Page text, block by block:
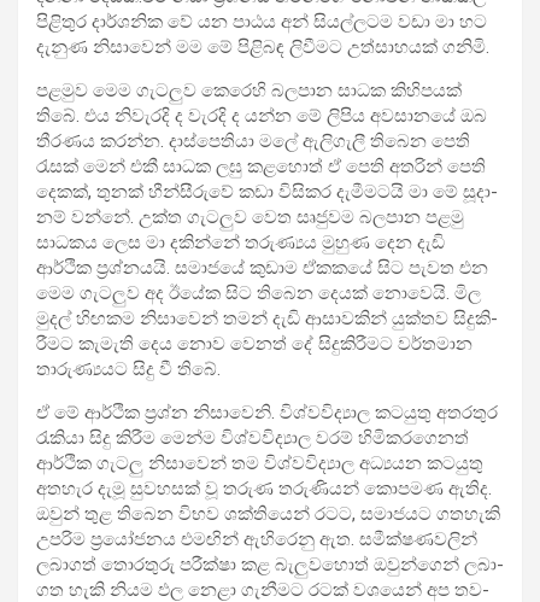
පිළි­තුර දාර්ශ­නික වේ යන පාඨය අන් සිය­ල්ල­ටම වඩා මා හට
දැනුණ නිසා­වෙන් මම මේ පිළි­බඳ ලිවී­මට උත්සා­හ­යක් ගනිමි.
පළ­මුව මෙම ගැට­ලුව කෙරෙහි බල­පාන සාධක කිහි­ප­යක්
තිබේ. එය නිවැ­රදි ද වැරදි ද යන්න මේ ලිපිය අව­සා­නයේ ඔබ
තීර­ණය කරන්න. දාස්පෙ­තියා මලේ ඇලි­ගැලී තිබෙන පෙති
රැසක් මෙන් එකී සාධක ලඝු කළ­හොත් ඒ පෙති අත­රින් පෙති
දෙකක්, තුනක් හීන්සී­රුවේ කඩා විසි­කර දැමී­ම­ටයි මා මේ සූදා­
නම් වන්නේ. උක්ත ගැට­ලුව වෙත සෘජු­වම බල­පාන පළමු
සාධ­කය ලෙස මා දකින්නේ තරු­ණ්‍යය මුහුණ දෙන දැඩි
ආර්ථික ප්‍රශ්න­යයි. සමා­ජයේ කුඩාම ඒක­කයේ සිට පැවත එන
මෙම ගැට­ලුව අද ඊයේක සිට තිබෙන දෙයක් නොවෙයි. මිල
මුදල් හිඟ­කම නිසා­වෙන් තමන් දැඩි ආසා­ව­කින් යුක්තව සිදු­කි­
රී­මට කැමැති දෙය නොව වෙනත් දේ සිදු­කි­රී­මට වර්ත­මාන
තාරු­ණ්‍ය­යට සිදු වී තිබේ.
ඒ මේ ආර්ථික ප්‍රශ්න නිසා­වෙනි. විශ්ව­වි­ද්‍යාල කට­යුතු අත­ර­තුර
රැකියා සිදු කිරීම මෙන්ම විශ්ව­වි­ද්‍යාල වරම් හිමි­ක­ර­ගෙ­නත්
ආර්ථික ගැටලු නිසා­වෙන් තම විශ්ව­වි­ද්‍යාල අධ්‍ය­යන කට­යුතු
අත­හැර දැමූ සුව­හ­සක් වූ තරුණ තරු­ණි­යන් කොප­මණ ඇතිද.
ඔවුන් තුළ තිබෙන විභව ශක්ති­යෙන් රටට, සමා­ජ­යට ගත­හැකි
උප­රිම ප්‍රයෝ­ජ­නය එම­ඟින් ඇහි­රෙනු ඇත. සමී­ක්ෂ­ණ­ව­ලින්
ලබා­ගත් තොර­තුරු පරීක්ෂා කළ බැලු­ව­හොත් ඔවු­න්ගෙන් ලබා­
ගත හැකි නියම ඵල නෙළා ගැනී­මට රටක් වශ­යෙන් අප තව­